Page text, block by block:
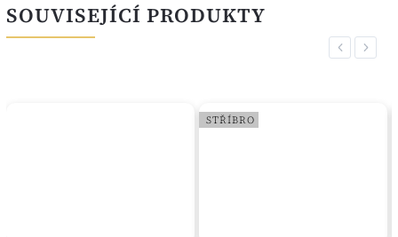
SOUVISEJÍCÍ PRODUKTY
Previous
STŘÍBRO
Next